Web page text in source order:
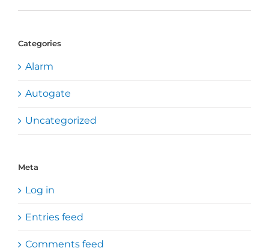
Categories
Alarm
Autogate
Uncategorized
Meta
Log in
Entries feed
Comments feed